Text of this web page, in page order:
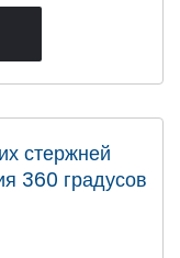
стержней
360 градусов